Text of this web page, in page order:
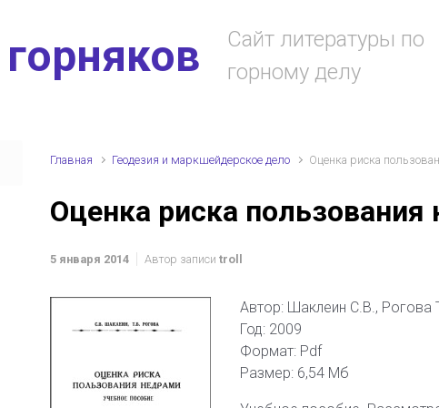
Сайт литературы по
горному делу
Главная Геодезия и маркшейдерское дело Оценка риска
Оценка риска пользования
5 января 2014 Автор записи troll
Автор: Шаклеин С.В., Рогова
Год: 2009
Формат: Pdf
Размер: 6,54 Мб